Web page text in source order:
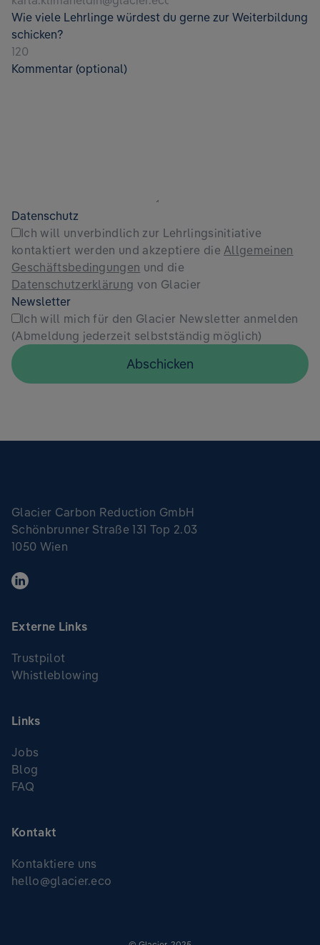
Wie viele Lehrlinge würdest du gerne zur Weiterbildung
schicken?
Kommentar (optional)
Datenschutz
Ich will unverbindlich zur Lehrlingsinitiative
kontaktiert werden und akzeptiere die Allgemeinen
Geschäftsbedingungen und die
Datenschutzerklärung von Glacier
Newsletter
Ich will mich für den Glacier Newsletter anmelden
(Abmeldung jederzeit selbstständig möglich)
Abschicken
Glacier Carbon Reduction GmbH
Schönbrunner Straße 131 Top 2.03
1050 Wien
Externe Links
Trustpilot
Whistleblowing
Links
Jobs
Blog
FAQ
Kontakt
Kontaktiere uns
hello@glacier.eco